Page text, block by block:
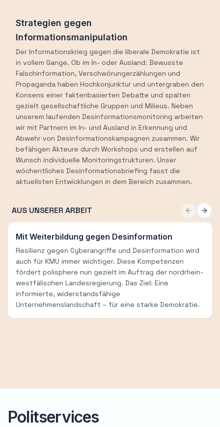
Strategien gegen
Informationsmanipulation
Der Informationskrieg gegen die liberale Demokratie ist
in vollem Gange. Ob im In- oder Ausland: Bewusste
Falschinformation, Verschwörungerzählungen und
Propaganda haben Hochkonjunktur und untergraben den
Konsens einer faktenbasierten Debatte und spalten
gezielt gesellschaftliche Gruppen und Milieus. Neben
unserem laufenden Desinformationsmonitoring arbeiten
wir mit Partnern im In- und Ausland in Erkennung und
Abwehr von Desinformationskampagnen zusammen. Wir
befähigen Akteure durch Workshops und erstellen auf
Wunsch individuelle Monitoringstrukturen. Unser
wöchentliches Desinformationsbriefing fasst die
aktuellsten Entwicklungen in dem Bereich zusammen.
AUS UNSERER ARBEIT Previous
Mit Weiterbildung gegen Desinformation
Resilienz gegen Cyberangriffe und Desinformation wird
auch für KMU immer wichtiger. Diese Kompetenzen
fördert polisphere nun gezielt im Auftrag der nordrhein-
westfälischen Landesregierung. Das Ziel: Eine
informierte, widerstandsfähige
Unternehmenslandschaft – für eine starke Demokratie.
Politservices